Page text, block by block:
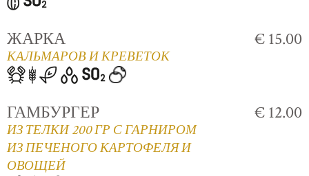
ЖАРКА
КАЛЬМАРОВ И КРЕВЕТОК
€ 15.00
ГАМБУРГЕР
ИЗ ТЕЛКИ 200 ГР С ГАРНИРОМ
ИЗ ПЕЧЕНОГО КАРТОФЕЛЯ И
ОВОЩЕЙ
€ 12.00